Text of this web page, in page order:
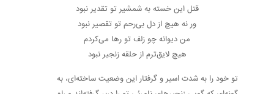
قتل این خسته به شمشیر تو تقدیر نبود
ور نه هیچ از دل بی‌رحم تو تقصیر نبود
من دیوانه چو زلف تو رها می‌کردم
هیچ لایق‌ترم از حلقه زنجیر نبود
تو خود را به شدت اسیر و گرفتار این وضعیت ساخته‌ای، به